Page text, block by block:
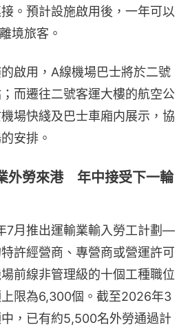
。預計設施啟用後，一年可以
境旅客。
啟用，A線機場巴士將於二號
而遷往二號客運大樓的航空公
場快綫及巴士車廂内展示，協
安排。
外勞來港 年中接受下一輪
7月推出運輸業輸入勞工計劃—
許經營商、專營商或營運許可
前線非管理級的十個工種職位
限為6,300個。截至2026年3
，已有約5,500名外勞通過計